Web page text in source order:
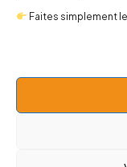
Faites simplement
Boutique